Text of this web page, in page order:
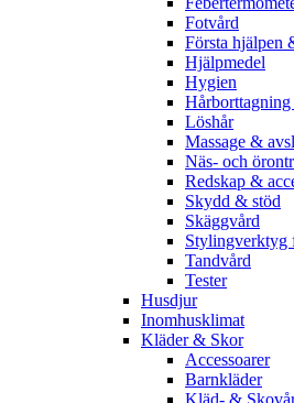
Fotvård
Första hjälpen
Hjälpmedel
Hygien
Löshår
Massage &
Näs- och
Redskap &
Skydd & stöd
Skäggvård
Stylingverktyg
Tandvård
Tester
Husdjur
Inomhusklimat
Kläder & Skor
Accessoarer
Barnkläder
Kläd- &